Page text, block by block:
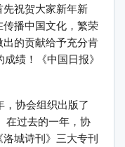
祝贺大家新年新
播中国文化，繁荣
的贡献给予充分肯
绩！《中国日报》
，协会组织出版了
在过去的一年，协
城诗刊》三大专刊